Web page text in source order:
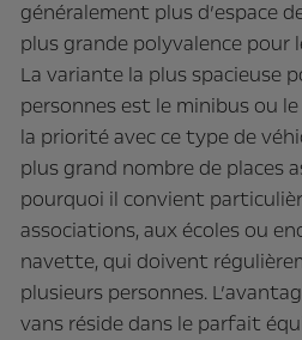
généralement plus d’espace
plus grande polyvalence pour
La variante la plus spacieuse
personnes est le minibus ou
la priorité avec ce type de
plus grand nombre de places
pourquoi il convient
associations, aux écoles ou
navette, qui doivent
plusieurs personnes.
vans réside dans le parfait